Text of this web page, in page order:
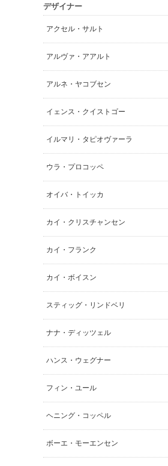
デザイナー
アクセル・サルト
アルヴァ・アアルト
アルネ・ヤコブセン
イェンス・クイストゴー
イルマリ・タピオヴァーラ
ウラ・プロコッペ
オイバ・トイッカ
カイ・クリスチャンセン
カイ・フランク
カイ・ボイスン
スティッグ・リンドベリ
ナナ・ディッツェル
ハンス・ウェグナー
フィン・ユール
ヘニング・コッペル
ボーエ・モーエンセン